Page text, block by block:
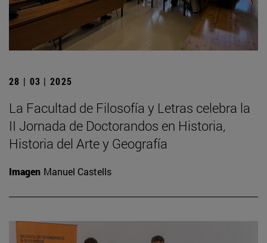
28 | 03 | 2025
La Facultad de Filosofía y Letras celebra la
II Jornada de Doctorandos en Historia,
Historia del Arte y Geografía
Imagen Manuel Castells